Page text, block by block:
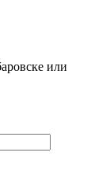
или